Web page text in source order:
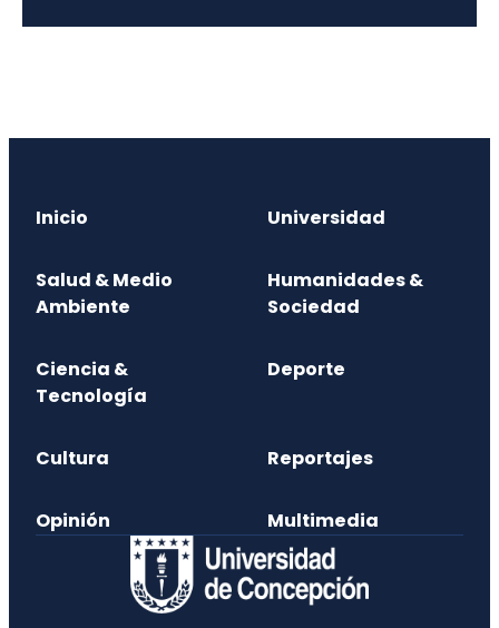
Inicio Universidad
Salud & Medio
Ambiente
Humanidades &
Sociedad
Ciencia &
Tecnología
Deporte
Cultura Reportajes
Opinión Multimedia